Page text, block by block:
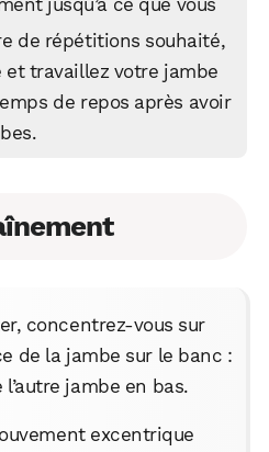
de répétitions souhaité,
et travaillez votre jambe
de repos après avoir
concentrez-vous sur
de la jambe sur le banc :
jambe en bas.
excentrique